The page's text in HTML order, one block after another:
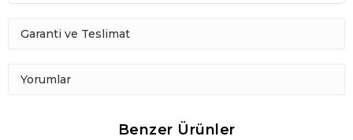
Garanti ve Teslimat
Yorumlar
Benzer Ürünler